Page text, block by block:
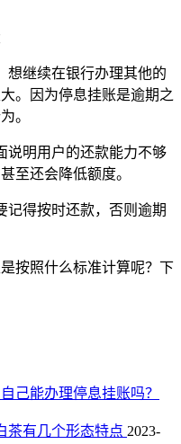
想继续在银行办理其他的
。因为停息挂账是逾期之
。
说明用户的还款能力不够
至还会降低额度。
记得按时还款，否则逾期
按照什么标准计算呢？下
己能办理停息挂账吗？
茶有几个形态特点 2023-